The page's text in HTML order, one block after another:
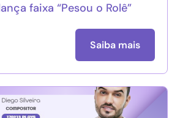
faixa “Pesou o Rolê”
Saiba mais